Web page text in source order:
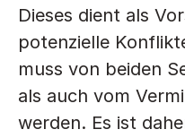
Dieses dient als
potenzielle
muss von beiden
als auch vom
werden. Es ist